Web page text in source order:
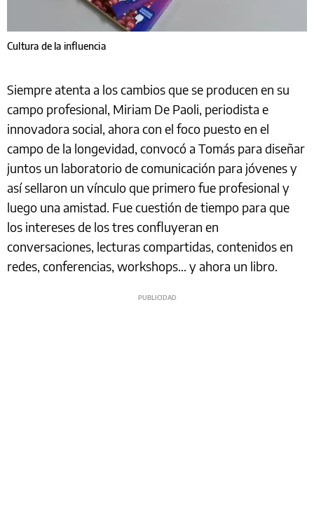
Cultura de la influencia
Siempre atenta a los cambios que se producen en su
campo profesional, Miriam De Paoli, periodista e
innovadora social, ahora con el foco puesto en el
campo de la longevidad, convocó a Tomás para diseñar
juntos un laboratorio de comunicación para jóvenes y
así sellaron un vínculo que primero fue profesional y
luego una amistad. Fue cuestión de tiempo para que
los intereses de los tres confluyeran en
conversaciones, lecturas compartidas, contenidos en
redes, conferencias, workshops… y ahora un libro.